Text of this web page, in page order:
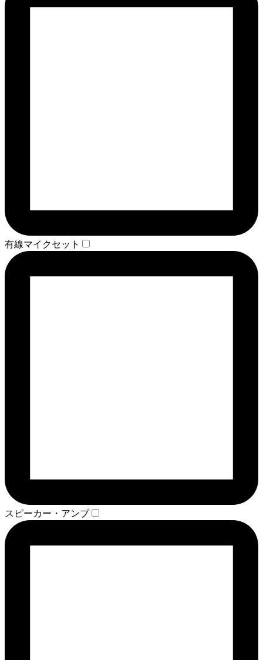
有線マイクセット
スピーカー・アンプ